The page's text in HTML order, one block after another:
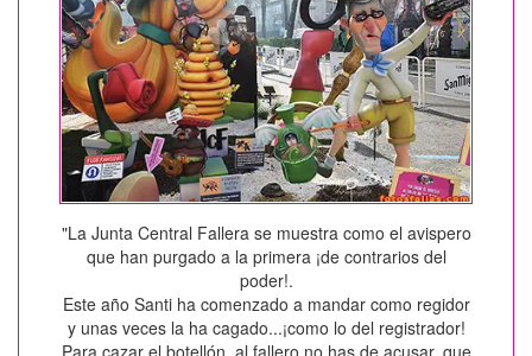
"La Junta Central Fallera se muestra como el avispero
que han purgado a la primera ¡de contrarios del
poder!.
Este año Santi ha comenzado a mandar como regidor
y unas veces la ha cagado...¡como lo del registrador!